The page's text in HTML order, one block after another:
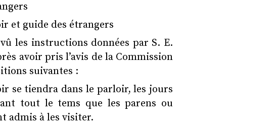
et guide des étrangers
les instructions données par S. E.
avoir pris l’avis de la Commission
suivantes :
se tiendra dans le parloir, les jours
tout le tems que les parens ou
admis à les visiter.